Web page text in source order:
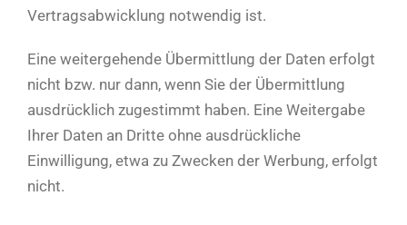
Vertragsabwicklung notwendig ist.
Eine weitergehende Übermittlung der Daten erfolgt
nicht bzw. nur dann, wenn Sie der Übermittlung
ausdrücklich zugestimmt haben. Eine Weitergabe
Ihrer Daten an Dritte ohne ausdrückliche
Einwilligung, etwa zu Zwecken der Werbung, erfolgt
nicht.